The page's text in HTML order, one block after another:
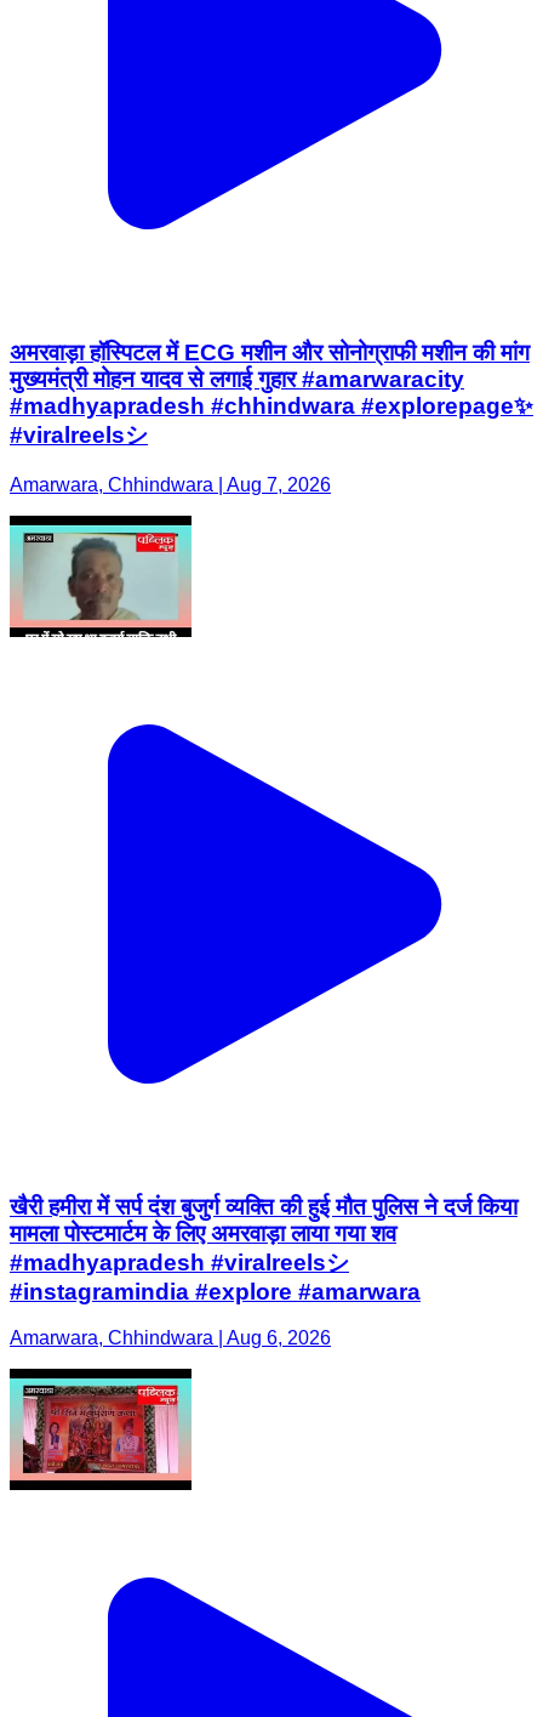
अमरवाड़ा हॉस्पिटल में ECG मशीन और सोनोग्राफी मशीन की मांग
मुख्यमंत्री मोहन यादव से लगाई गुहार #amarwaracity
#madhyapradesh #chhindwara #explorepage✨
#viralreelsシ
Amarwara, Chhindwara | Aug 7, 2026
खैरी हमीरा में सर्प दंश बुजुर्ग व्यक्ति की हुई मौत पुलिस ने दर्ज किया
मामला पोस्टमार्टम के लिए अमरवाड़ा लाया गया शव
#madhyapradesh #viralreelsシ
#instagramindia #explore #amarwara
Amarwara, Chhindwara | Aug 6, 2026